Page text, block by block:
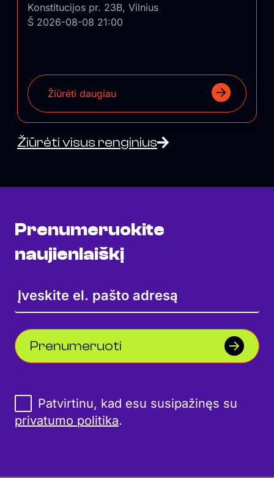
Konstitucijos pr. 23B, Vilnius
Š 2026-08-08 21:00
Žiūrėti daugiau
Žiūrėti visus renginius
Prenumeruokite
naujienlaiškį
Prenumeruoti
Patvirtinu, kad esu susipažinęs su
privatumo politika.